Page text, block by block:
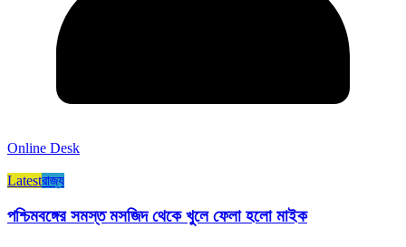
Online Desk
Latestরাজ্য​
পশ্চিমবঙ্গের সমস্ত মসজিদ থেকে খুলে ফেলা হলো মাইক